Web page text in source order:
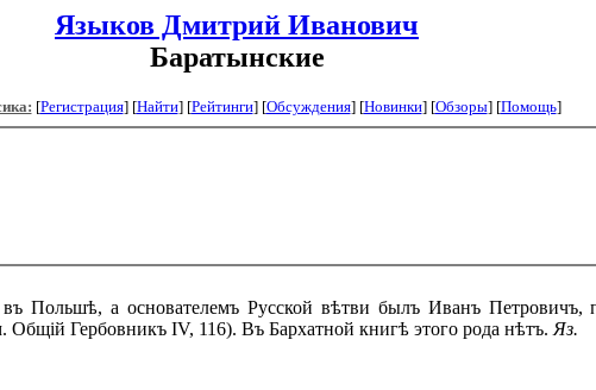
Языков Дмитрий Иванович
Баратынские
[Регистрация] [Найти] [Рейтинги] [Обсуждения] [Новинки] [Обзоры] [Помощь]
Польшѣ, а основателемъ Русской вѣтви былъ Иванъ Петровичъ,
Гербовникъ IV, 116). Въ Бархатной книгѣ этого рода нѣтъ. Яз.